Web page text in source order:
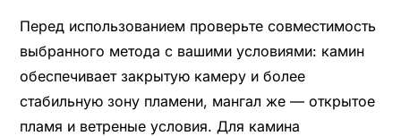
Перед использованием проверьте совместимость
выбранного метода с вашими условиями: камин
обеспечивает закрытую камеру и более
стабильную зону пламени, мангал же — открытое
пламя и ветреные условия. Для камина